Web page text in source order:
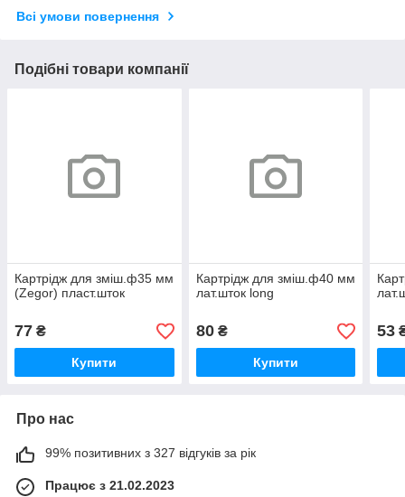
Всі умови повернення
Подібні товари компанії
Картрідж для зміш.ф35 мм
(Zegor) пласт.шток
77 ₴
Купити
Картрідж для зміш.ф40 мм
лат.шток long
80₴
Купити
53
Про нас
99% позитивних з 327 відгуків за рік
Працює з 21.02.2023